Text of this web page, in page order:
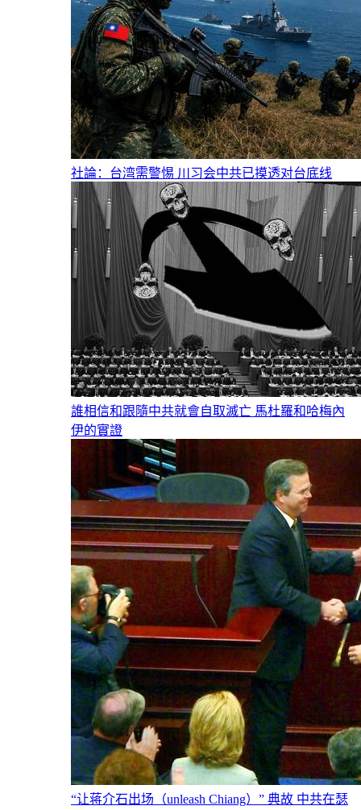
社論：台湾需警惕 川习会中共已摸透对台底线
誰相信和跟隨中共就會自取滅亡 馬杜羅和哈梅內
伊的實證
“让蒋介石出场（unleash Chiang）” 典故 中共在瑟